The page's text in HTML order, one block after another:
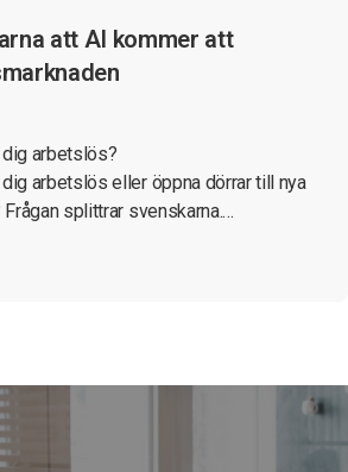
att AI kommer att
dig arbetslös?
arbetslös eller öppna dörrar till nya
splittrar svenskarna.…